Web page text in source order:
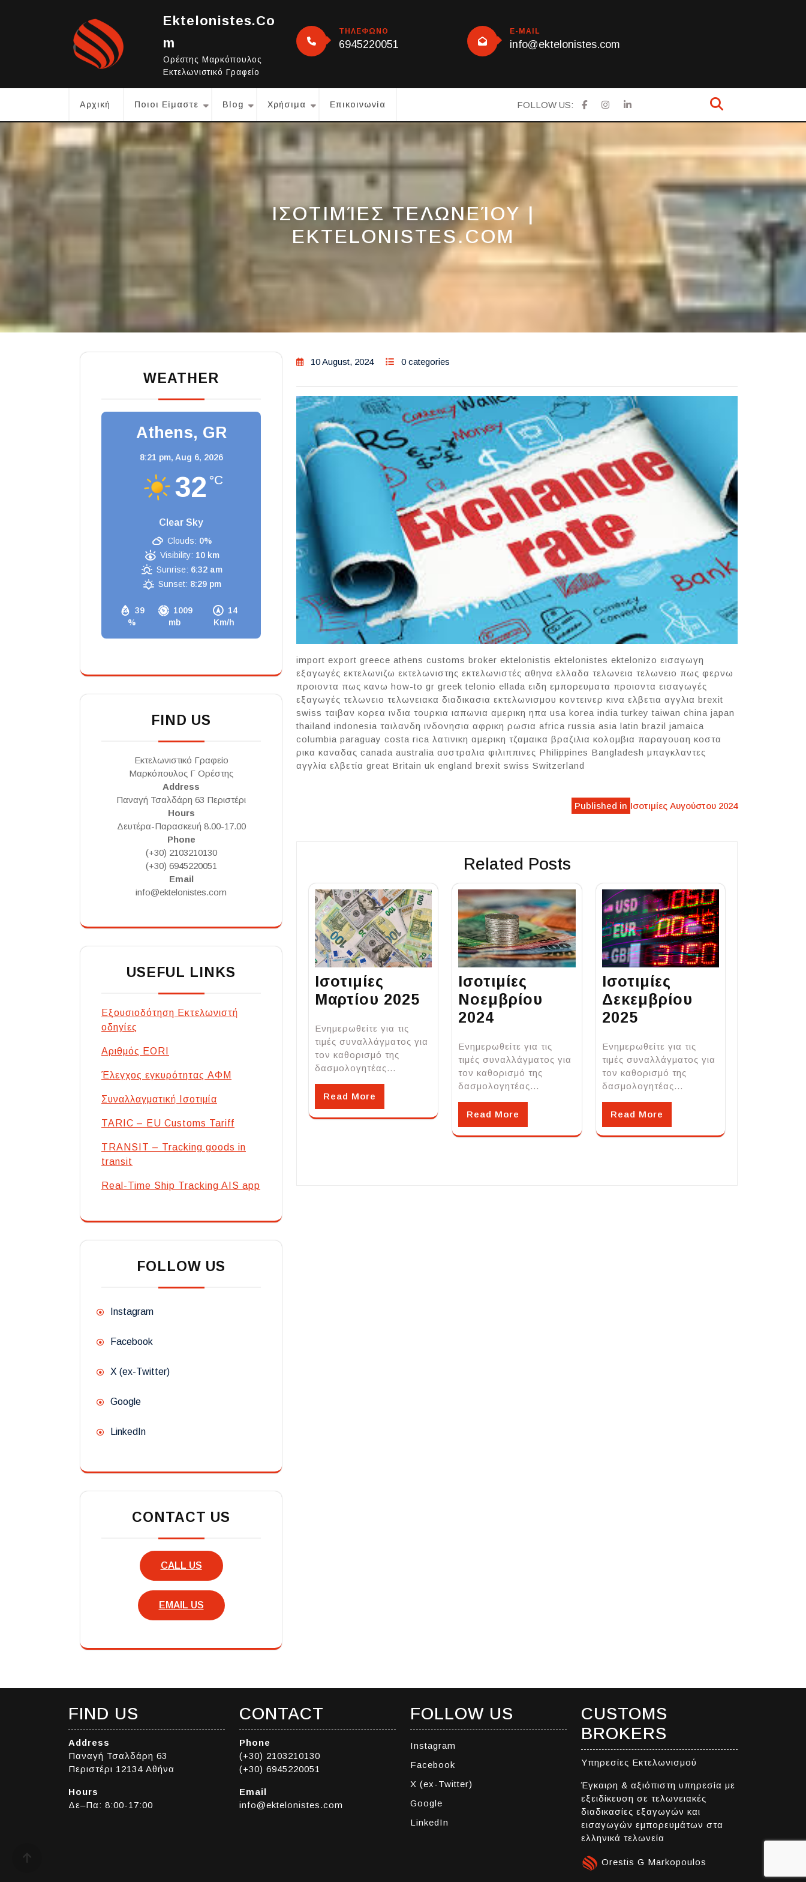
Ektelonistes.co
M
Ορέστης Μαρκόπουλος
Εκτελωνιστικό Γραφείο
ΤΗΛΕΦΩΝΟ
6945220051
E-MAIL
info@ektelonistes.com
Αρχική Ποιοι Είμαστε Blog Χρήσιμα Επικοινωνία FOLLOW US:
ΙΣΟΤΙΜΊΕΣ ΤΕΛΩΝΕΊΟΥ |
EKTELONISTES.COM
WEATHER
Athens, GR
8:21 pm, Aug 6, 2026
32 °C
Clear Sky
39
%
1009
mb
14
Km/h
Clouds: 0%
Visibility: 10 km
Sunrise: 6:32 am
Sunset: 8:29 pm
FIND US
Εκτελωνιστικό Γραφείο
Μαρκόπουλος Γ Ορέστης
Address
Παναγή Τσαλδάρη 63 Περιστέρι
Hours
Δευτέρα-Παρασκευή 8.00-17.00
Phone
(+30) 2103210130
(+30) 6945220051
Email
info@ektelonistes.com
USEFUL LINKS
Εξουσιοδότηση Εκτελωνιστή
οδηγίες
Αριθμός EORI
Έλεγχος εγκυρότητας ΑΦΜ
Συναλλαγματική Ισοτιμία
TARIC – EU Customs Tariff
TRANSIT – Tracking goods in
transit
Real-Time Ship Tracking AIS app
FOLLOW US
Instagram
Facebook
X (ex-Twitter)
Google
LinkedIn
CONTACT US
CALL US
EMAIL US
10 August, 2024 0 categories
import export greece athens customs broker ektelonistis ektelonistes ektelonizo εισαγωγη
εξαγωγές εκτελωνιζω εκτελωνιστης εκτελωνιστές αθηνα ελλαδα τελωνεια τελωνειο πως φερνω
προιοντα πως κανω how-to gr greek telonio ellada ειδη εμπορευματα προιοντα εισαγωγές
εξαγωγές τελωνειο τελωνειακα διαδικασια εκτελωνισμου κοντεινερ κινα ελβετια αγγλια brexit
swiss ταιβαν κορεα ινδια τουρκια ιαπωνια αμερικη ηπα usa korea india turkey taiwan china japan
thailand indonesia ταιλανδη ινδονησια αφρικη ρωσια africa russia asia latin brazil jamaica
columbia paraguay costa rica λατινικη αμερικη τζαμαικα βραζιλια κολομβια παραγουαη κοστα
ρικα καναδας canada australia αυστραλια φιλιππινες Philippines Bangladesh μπαγκλαντες
αγγλία ελβετία great Britain uk england brexit swiss Switzerland
Published in Ισοτιμίες Αυγούστου 2024
Related Posts
Ισοτιμίες
Μαρτίου 2025
Ενημερωθείτε για τις
τιμές συναλλάγματος για
τον καθορισμό της
δασμολογητέας…
Read More
Ισοτιμίες
Νοεμβρίου
2024
Ενημερωθείτε για τις
τιμές συναλλάγματος για
τον καθορισμό της
δασμολογητέας…
Read More
Ισοτιμίες
Δεκεμβρίου
2025
Ενημερωθείτε για τις
τιμές συναλλάγματος για
τον καθορισμό της
δασμολογητέας…
Read More
FIND US
Address
Παναγή Τσαλδάρη 63
Περιστέρι 12134 Αθήνα
Hours
Δε–Πα: 8:00-17:00
CONTACT
Phone
(+30) 2103210130
(+30) 6945220051
Email
info@ektelonistes.com
FOLLOW US
Instagram
Facebook
X (ex-Twitter)
Google
LinkedIn
CUSTOMS
BROKERS
Υπηρεσίες Εκτελωνισμού
Έγκαιρη & αξιόπιστη υπηρεσία με
εξειδίκευση σε τελωνειακές
διαδικασίες εξαγωγών και
εισαγωγών εμπορευμάτων στα
ελληνικά τελωνεία
Orestis G Markopoulos